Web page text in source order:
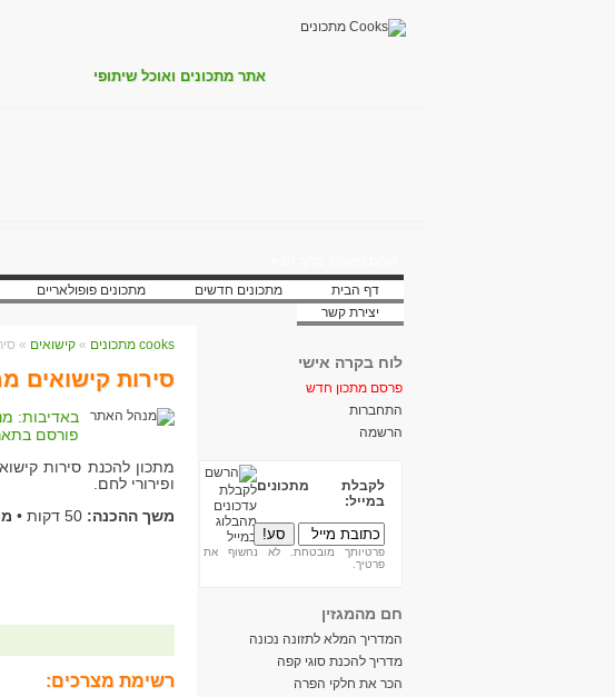
אתר מתכונים ואוכל שיתופי
דף הבית
מתכונים חדשים מתכונים פופולאריים
יצירת קשר
לוח בקרה אישי
פרסם מתכון חדש
התחברות
הרשמה
לקבלת מתכונים
במייל:
פרטיותך מובטחת. לא נחשוף את
פרטיך.
חם מהמגזין
המדריך המלא לתזונה נכונה
מדריך להכנת סוגי קפה
הכר את חלקי הפרה
cooks מתכונים » קישואים »
סירות קישואים
באדיבות:
פורסם
מתכון להכנת סירות
ופירורי לחם.
משך ההכנה: 50 דקות •
רשימת מצרכים: